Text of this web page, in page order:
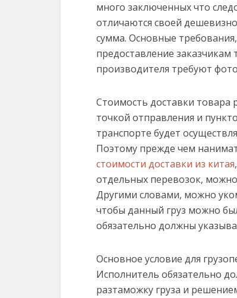
много заключенных что
отличаются своей
сумма. Основные
предоставление
производителя требуют
Стоимость доставки товара
точкой отправления и
транспорте будет
Поэтому прежде чем
стоимости доставки из китая
отдельных перевозок,
Другими словами, можно
чтобы данный груз можно
обязательно должны
Основное условие для
Исполнитель обязательно
разтаможку груза и